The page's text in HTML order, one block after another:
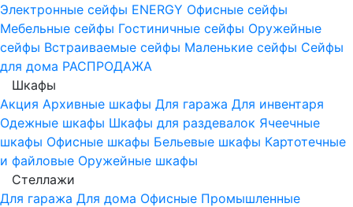
Электронные сейфы ENERGY Офисные сейфы
Мебельные сейфы Гостиничные сейфы Оружейные
сейфы Встраиваемые сейфы Маленькие сейфы Сейфы
для дома РАСПРОДАЖА
Шкафы
Акция Архивные шкафы Для гаража Для инвентаря
Одежные шкафы Шкафы для раздевалок Ячеечные
шкафы Офисные шкафы Бельевые шкафы Картотечные
и файловые Оружейные шкафы
Стеллажи
Для гаража Для дома Офисные Промышленные